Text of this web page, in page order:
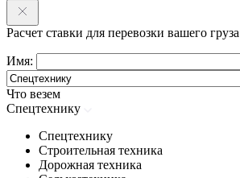
Расчет ставки для перевозки вашего груза
Имя:
Что везем
Спецтехнику
Спецтехнику
Строительная техника
Дорожная техника